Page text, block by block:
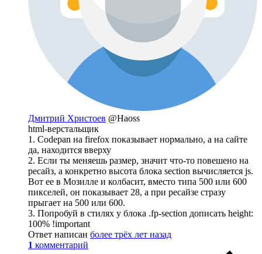
Дмитрий Христоев @Haoss
html-верстальщик
1. Codepan на firefox показывает нормально, а на сайте
да, находится вверху
2. Если ты меняешь размер, значит что-то повешено на
ресайз, а конкретно высота блока section вычисляется js.
Вот ее в Мозилле и колбасит, вместо типа 500 или 600
пикселей, он показывает 28, а при ресайзе стразу
прыгает на 500 или 600.
3. Попробуй в стилях у блока .fp-section дописать height:
100% !important
Ответ написан более трёх лет назад
1 комментарий